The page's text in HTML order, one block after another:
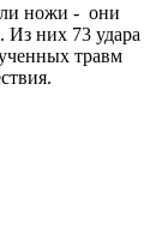
ножи - они
Из них 73 удара
травм